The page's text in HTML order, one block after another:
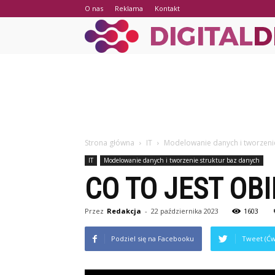
O nas Reklama Kontakt
Strona główna IT Modelowanie danych i
IT Modelowanie danych i tworzenie struktur baz danych
CO TO JEST
Przez Redakcja - 22 października 2023 1603
Podziel się na Facebooku Tweet